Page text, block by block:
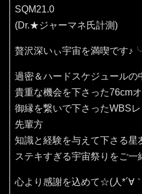
SQM21.0
(Dr.★ジャーマネ氏計測)
贅沢深いぃ宇宙を満喫です
過密＆ハードスケジュールの
貴重な機会を下さった76cm
御縁を繋いで下さったWBS
先輩方
知識と経験を与えて下さる星
ステキすぎる宇宙祭りをご一
心より感謝を込めて☆(⁠人⁠*⁠´⁠∀⁠